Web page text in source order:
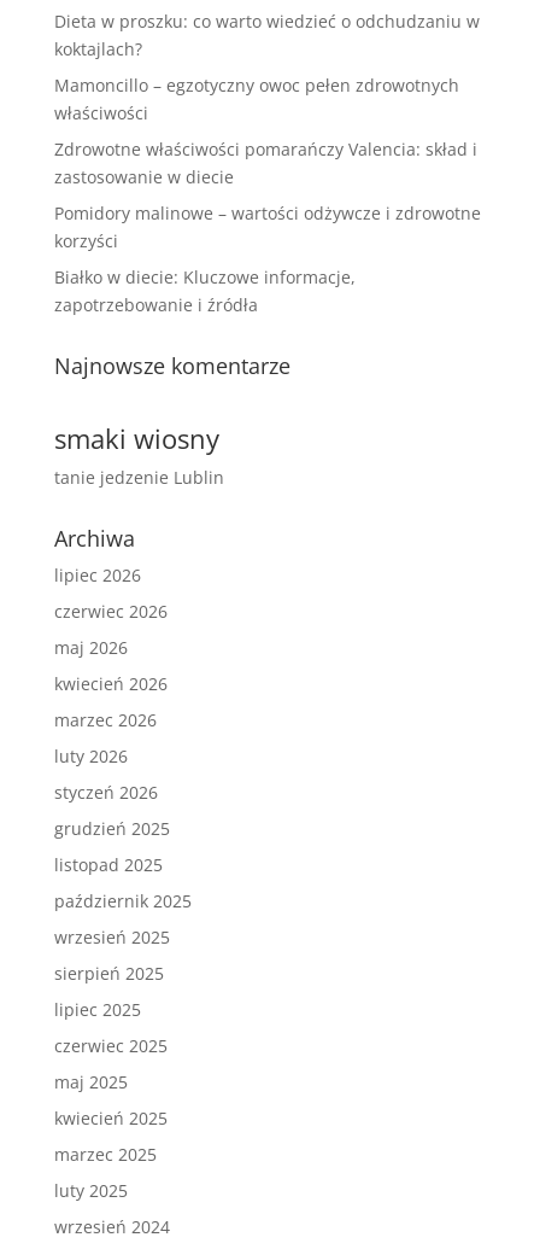
Dieta w proszku: co warto wiedzieć o odchudzaniu w
koktajlach?
Mamoncillo – egzotyczny owoc pełen zdrowotnych
właściwości
Zdrowotne właściwości pomarańczy Valencia: skład i
zastosowanie w diecie
Pomidory malinowe – wartości odżywcze i zdrowotne
korzyści
Białko w diecie: Kluczowe informacje,
zapotrzebowanie i źródła
Najnowsze komentarze
smaki wiosny
tanie jedzenie Lublin
Archiwa
lipiec 2026
czerwiec 2026
maj 2026
kwiecień 2026
marzec 2026
luty 2026
styczeń 2026
grudzień 2025
listopad 2025
październik 2025
wrzesień 2025
sierpień 2025
lipiec 2025
czerwiec 2025
maj 2025
kwiecień 2025
marzec 2025
luty 2025
wrzesień 2024